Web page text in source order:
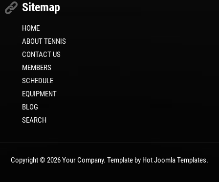
Sitemap
HOME
ABOUT TENNIS
CONTACT US
MEMBERS
SCHEDULE
EQUIPMENT
BLOG
SEARCH
Copyright © 2026 Your Company. Template by Hot Joomla Templates.